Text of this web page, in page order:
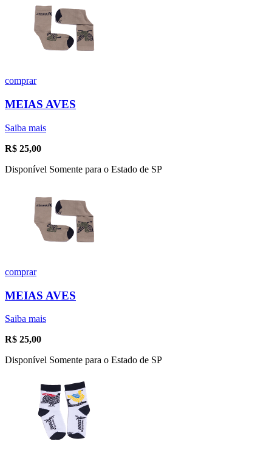
comprar
MEIAS AVES
Saiba mais
R$ 25,00
Disponível Somente para o Estado de SP
comprar
MEIAS AVES
Saiba mais
R$ 25,00
Disponível Somente para o Estado de SP